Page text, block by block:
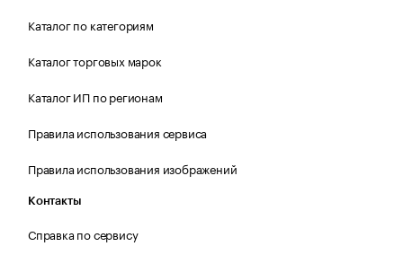
Каталог по категориям
Каталог торговых марок
Каталог ИП по регионам
Правила использования сервиса
Правила использования изображений
Контакты
Справка по сервису